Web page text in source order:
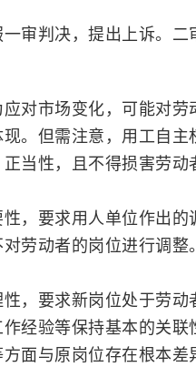
判决，提出上诉。二
对市场变化，可能对
。但需注意，用工自
当性，且不得损害劳动
要求用人单位作出的
劳动者的岗位进行调整。
要求新岗位处于劳动
经验等保持基本的关
面与原岗位存在根本